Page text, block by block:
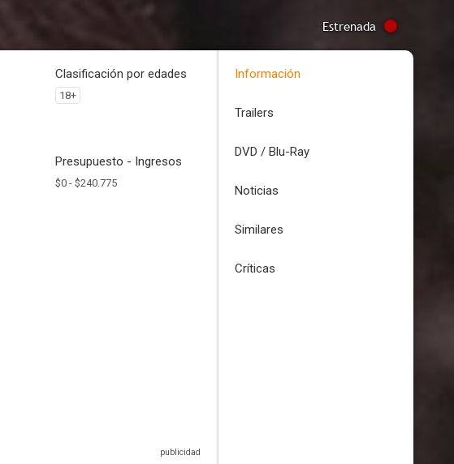
Estrenada
Clasificación por edades
18+
Presupuesto - Ingresos
$0 - $240.775
Información
Trailers
DVD / Blu-Ray
Noticias
Similares
Críticas